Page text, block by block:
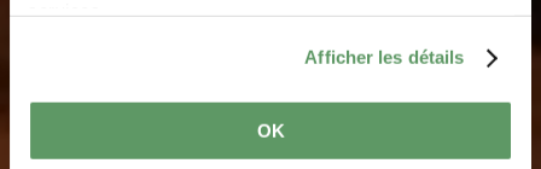
Afficher les détails
OK